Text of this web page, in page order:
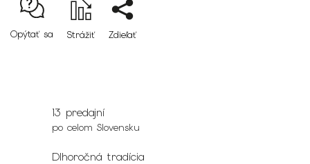
Opýtať sa Strážiť Zdieľať
13 predajní
po celom Slovensku
Dlhoročná tradícia